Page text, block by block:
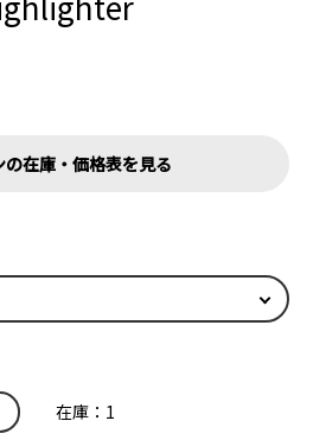
の在庫・価格表を見る
在庫：1